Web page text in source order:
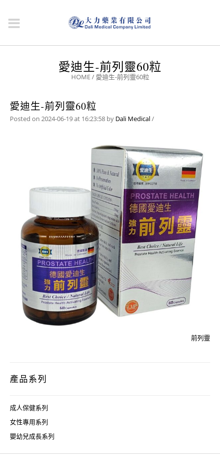
愛迪生-前列靈60粒
HOME/ 愛迪生-前列靈60粒
愛迪生-前列靈60粒
Posted on 2024-06-19 at 16:23:58 by Dali Medical/
前列靈
產品系列
成人保健系列
女性專用系列
嬰幼兒成長系列